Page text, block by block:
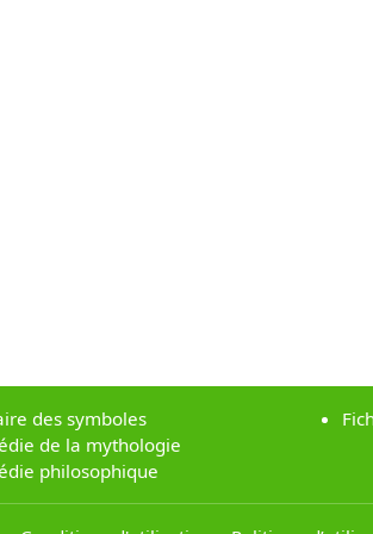
des symboles
de la mythologie
philosophique